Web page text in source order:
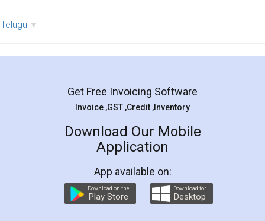
Telugu ▼
Get Free Invoicing Software
Invoice ,GST ,Credit ,Inventory
Download Our Mobile
Application
App available on:
Download on the
Play Store
Download for
Desktop